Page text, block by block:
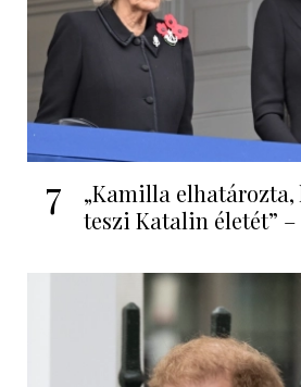
7
„Kamilla elhatározta,
teszi Katalin életét” –